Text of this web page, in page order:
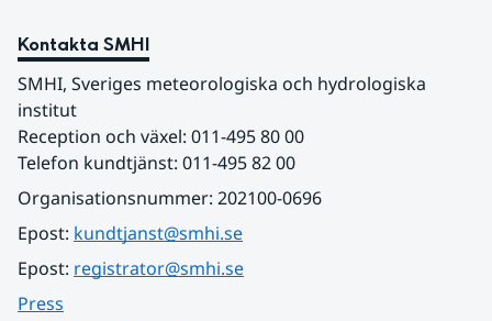
Kontakta SMHI
SMHI, Sveriges meteorologiska och hydrologiska
institut
Reception och växel: 011-495 80 00
Telefon kundtjänst: 011-495 82 00
Organisationsnummer: 202100-0696
Epost: kundtjanst@smhi.se
Epost: registrator@smhi.se
Press